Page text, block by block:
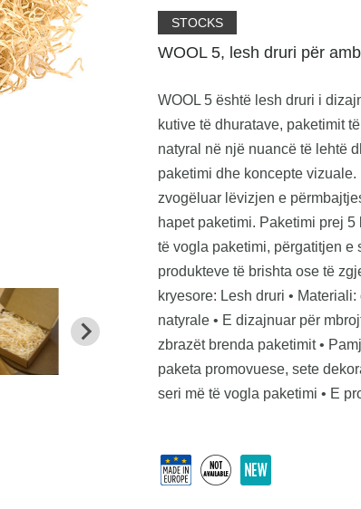
STOCKS
WOOL 5, lesh druri për
WOOL 5 është lesh druri i
kutive të dhuratave, paketimit
natyral në një nuancë të lehtë
paketimi dhe koncepte
zvogëluar lëvizjen e
hapet paketimi. Paketimi prej
të vogla paketimi, përgatitjen e
produkteve të brishta ose të
kryesore: Lesh druri •
natyrale • E dizajnuar për
zbrazët brenda paketimit •
paketa promovuese, sete
seri më të vogla paketimi • E